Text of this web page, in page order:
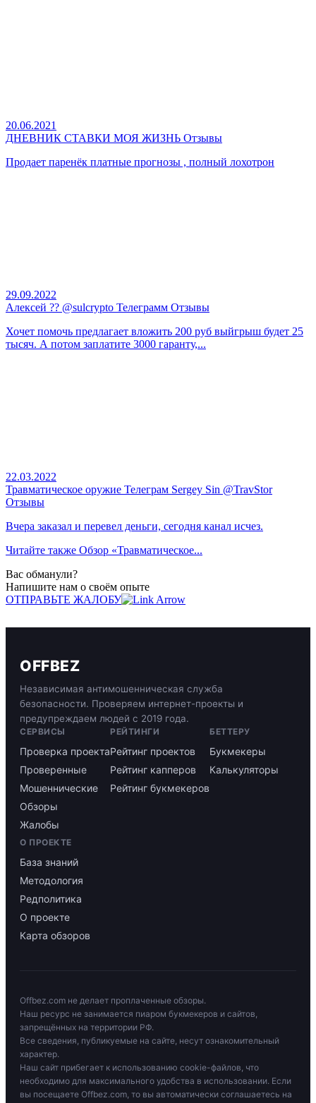
20.06.2021
ДНЕВНИК СТАВКИ МОЯ ЖИЗНЬ Отзывы
Продает паренёк платные прогнозы , полный лохотрон
29.09.2022
Алексей ?? @sulcrypto Телеграмм Отзывы
Хочет помочь предлагает вложить 200 руб выйгрыш будет 25
тысяч. А потом заплатите 3000 гаранту,...
22.03.2022
Травматическое оружие Телеграм Sergey Sin @TravStor
Отзывы
Вчера заказал и перевел деньги, сегодня канал исчез.
Читайте также Обзор «Травматическое...
Вас обманули?
Напишите нам о своём опыте
ОТПРАВЬТЕ ЖАЛОБУ
OFFBEZ
Независимая антимошенническая служба
безопасности. Проверяем интернет-проекты и
предупреждаем людей с 2019 года.
СЕРВИСЫ
Проверка проекта
Проверенные
Мошеннические
Обзоры
Жалобы
РЕЙТИНГИ
Рейтинг проектов
Рейтинг капперов
Рейтинг букмекеров
БЕТТЕРУ
Букмекеры
Калькуляторы
О ПРОЕКТЕ
База знаний
Методология
Редполитика
О проекте
Карта обзоров
Offbez.com не делает проплаченные обзоры.
Наш ресурс не занимается пиаром букмекеров и сайтов,
запрещённых на территории РФ.
Все сведения, публикуемые на сайте, несут ознакомительный
характер.
Наш сайт прибегает к использованию cookie-файлов, что
необходимо для максимального удобства в использовании. Если
вы посещаете Offbez.com, то вы автоматически соглашаетесь на